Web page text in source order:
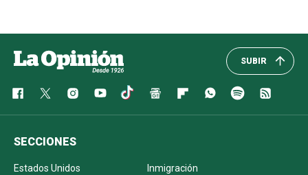
SUBIR
SECCIONES
Estados Unidos
Inmigración